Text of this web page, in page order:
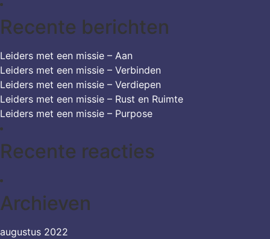
Recente berichten
Leiders met een missie – Aan
Leiders met een missie – Verbinden
Leiders met een missie – Verdiepen
Leiders met een missie – Rust en Ruimte
Leiders met een missie – Purpose
Recente reacties
Archieven
augustus 2022